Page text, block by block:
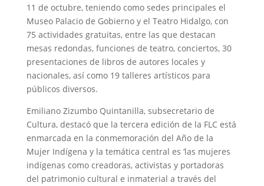
11 de octubre, teniendo como sedes principales el
Museo Palacio de Gobierno y el Teatro Hidalgo, con
75 actividades gratuitas, entre las que destacan
mesas redondas, funciones de teatro, conciertos, 30
presentaciones de libros de autores locales y
nacionales, así como 19 talleres artísticos para
públicos diversos.
Emiliano Zizumbo Quintanilla, subsecretario de
Cultura, destacó que la tercera edición de la FLC está
enmarcada en la conmemoración del Año de la
Mujer Indígena y la temática central es ‘las mujeres
indígenas como creadoras, activistas y portadoras
del patrimonio cultural e inmaterial a través del